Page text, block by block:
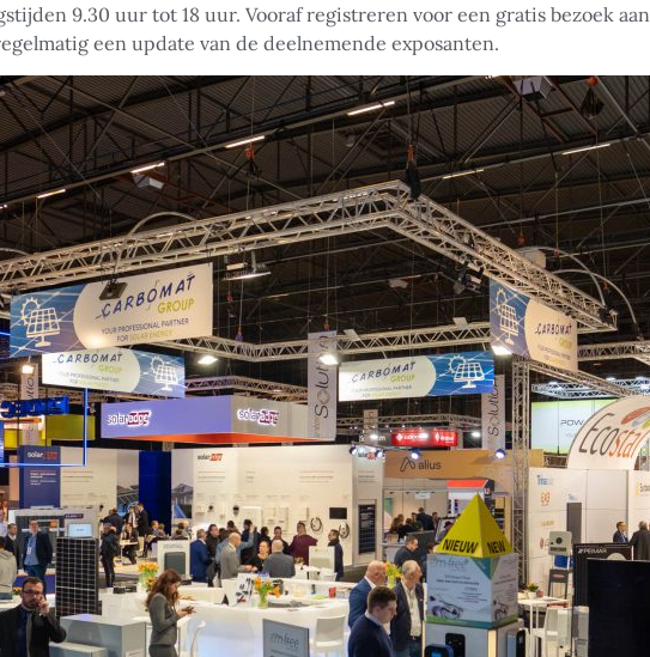
9.30 uur tot 18 uur. Vooraf registreren voor een gratis bezoek
een update van de deelnemende exposanten.